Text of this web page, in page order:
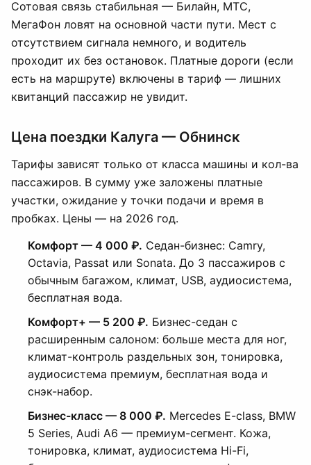
Сотовая связь стабильная — Билайн, МТС,
МегаФон ловят на основной части пути. Мест с
отсутствием сигнала немного, и водитель
проходит их без остановок. Платные дороги (если
есть на маршруте) включены в тариф — лишних
квитанций пассажир не увидит.
Цена поездки Калуга — Обнинск
Тарифы зависят только от класса машины и кол-ва
пассажиров. В сумму уже заложены платные
участки, ожидание у точки подачи и время в
пробках. Цены — на 2026 год.
Комфорт — 4 000 ₽. Седан-бизнес: Camry,
Octavia, Passat или Sonata. До 3 пассажиров с
обычным багажом, климат, USB, аудиосистема,
бесплатная вода.
Комфорт+ — 5 200 ₽. Бизнес-седан с
расширенным салоном: больше места для ног,
климат-контроль раздельных зон, тонировка,
аудиосистема премиум, бесплатная вода и
снэк-набор.
Бизнес-класс — 8 000 ₽. Mercedes E-class, BMW
5 Series, Audi A6 — премиум-сегмент. Кожа,
тонировка, климат, аудиосистема Hi-Fi,